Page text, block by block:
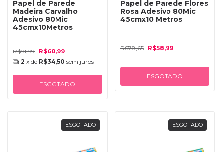
Papel de Parede
Madeira Carvalho
Adesivo 80Mic
45cmx10Metros
R$91,99 R$68,99
2 x de R$34,50 sem juros
ESGOTADO
Papel de Parede Flores
Rosa Adesivo 80Mic
45cmx10 Metros
R$78,65 R$58,99
ESGOTADO
ESGOTADO ESGOTADO